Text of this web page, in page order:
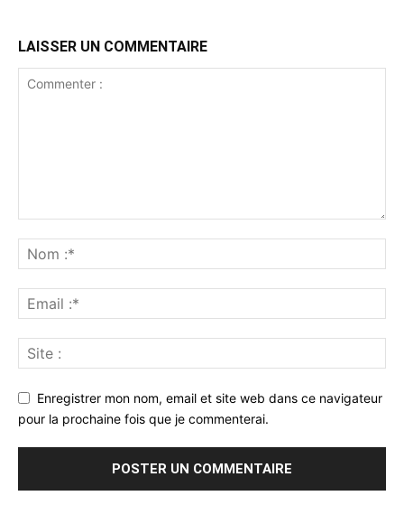
LAISSER UN COMMENTAIRE
Enregistrer mon nom, email et site web dans ce navigateur
pour la prochaine fois que je commenterai.